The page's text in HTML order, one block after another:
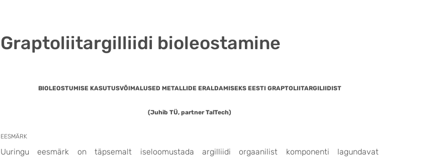
Graptoliitargilliidi bioleostamine
BIOLEOSTUMISE KASUTUSVÕIMALUSED METALLIDE ERALDAMISEKS EESTI GRAPTOLIITARGILIIDIST
(Juhib TÜ, partner TalTech)
EESMÄRK
Uuringu eesmärk on täpsemalt iseloomustada argilliidi orgaanilist komponenti lagundavat